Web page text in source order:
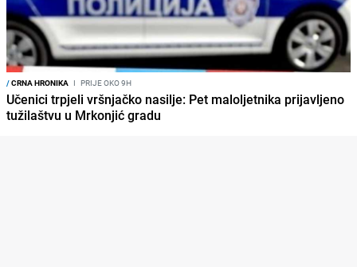
/CRNA HRONIKA I PRIJE OKO 9H
Učenici trpjeli vršnjačko nasilje: Pet maloljetnika prijavljeno
tužilaštvu u Mrkonjić gradu